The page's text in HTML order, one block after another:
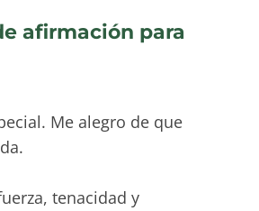
afirmación para
Me alegro de que
tenacidad y